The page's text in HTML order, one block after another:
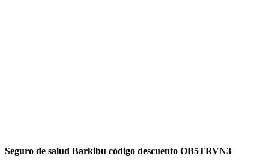
Seguro de salud Barkibu código descuento OB5TRVN3